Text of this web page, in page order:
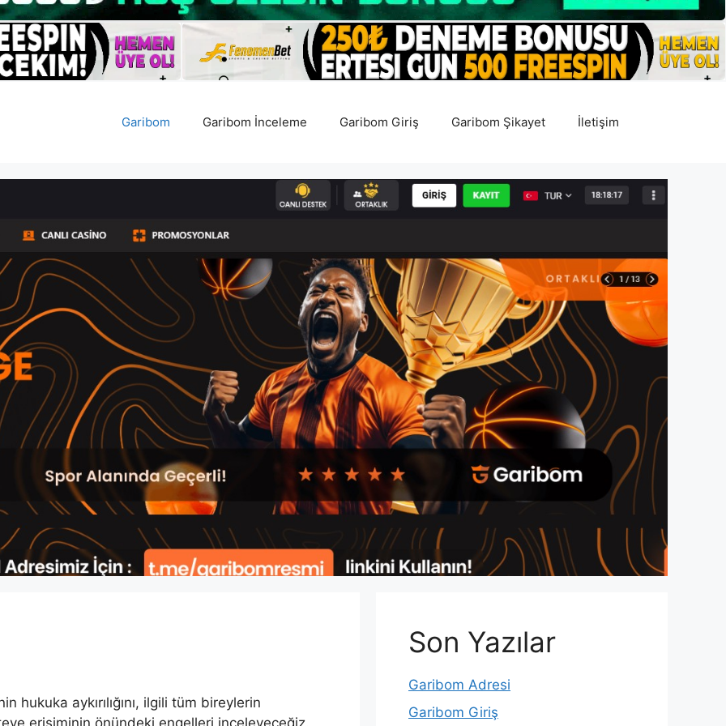
Garibom Garibom İnceleme Garibom Giriş Garibom Şikayet İletişim
hukuka aykırılığını, ilgili tüm bireylerin
Son Yazılar
Garibom Adresi
Garibom Giriş